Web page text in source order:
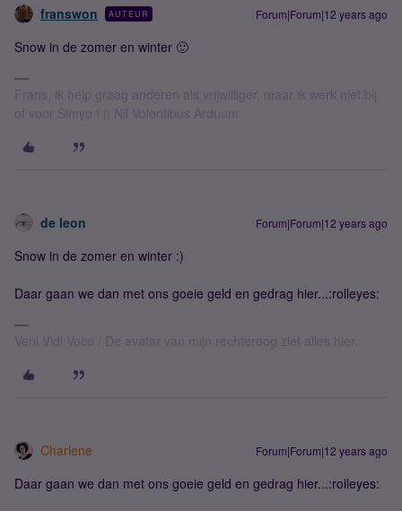
franswon AUTEUR Forum|Forum|12 years ago
Snow in de zomer en winter 🙂
Frans, ik help graag anderen als vrijwilliger, maar ik werk niet bij
of voor Simyo ! || Nil Volentibus Arduum
de leon Forum|Forum|12 years ago
Snow in de zomer en winter :)
Daar gaan we dan met ons goeie geld en gedrag hier...:rolleyes:
Veni Vidi Voco / De avatar van mijn rechteroog ziet alles hier.
Charlene Forum|Forum|12 years ago
Daar gaan we dan met ons goeie geld en gedrag hier...:rolleyes: